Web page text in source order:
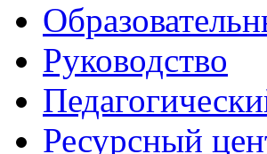
Руководство
Ресурсный